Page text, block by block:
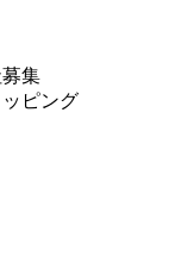
集
ピング